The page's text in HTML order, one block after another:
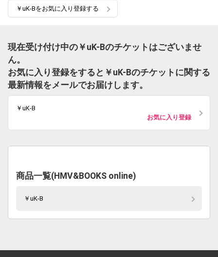
￥uK-Bをお気に入り登録する
現在受け付け中の￥uK-Bのチケットはございませ
ん。
お気に入り登録をすると￥uK-Bのチケットに関する
最新情報をメールでお届けします。
￥uK-B
お気に入り登録
商品一覧(HMV&BOOKS online)
￥uK-B